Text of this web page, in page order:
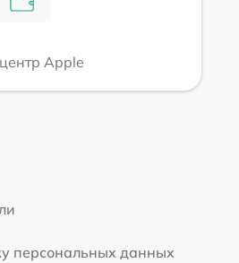
Apple
персональных данных